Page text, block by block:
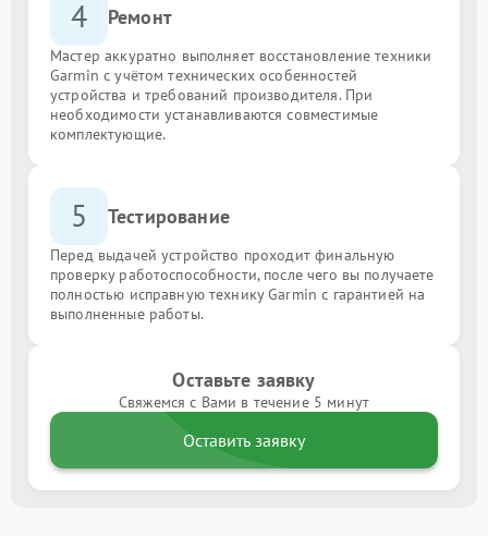
4 Ремонт
Мастер аккуратно выполняет восстановление техники
Garmin с учётом технических особенностей
устройства и требований производителя. При
необходимости устанавливаются совместимые
комплектующие.
5 Тестирование
Перед выдачей устройство проходит финальную
проверку работоспособности, после чего вы получаете
полностью исправную технику Garmin с гарантией на
выполненные работы.
Оставьте заявку
Свяжемся с Вами в течение 5 минут
Оставить заявку